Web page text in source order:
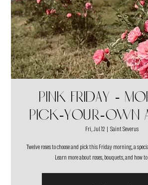
Pink Friday -
pick-your-own
Fri, Jul 12
  |
Saint Severus
Twelve roses to choose and pick this Friday morning, a
Learn more about roses, bouquets, and how